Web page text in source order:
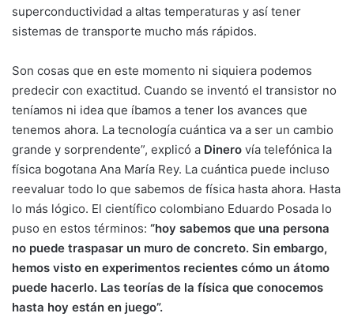
superconductividad a altas temperaturas y así tener
sistemas de transporte mucho más rápidos.
Son cosas que en este momento ni siquiera podemos
predecir con exactitud. Cuando se inventó el transistor no
teníamos ni idea que íbamos a tener los avances que
tenemos ahora. La tecnología cuántica va a ser un cambio
grande y sorprendente”, explicó a Dinero vía telefónica la
física bogotana Ana María Rey. La cuántica puede incluso
reevaluar todo lo que sabemos de física hasta ahora. Hasta
lo más lógico. El científico colombiano Eduardo Posada lo
puso en estos términos: “hoy sabemos que una persona
no puede traspasar un muro de concreto. Sin embargo,
hemos visto en experimentos recientes cómo un átomo
puede hacerlo. Las teorías de la física que conocemos
hasta hoy están en juego”.